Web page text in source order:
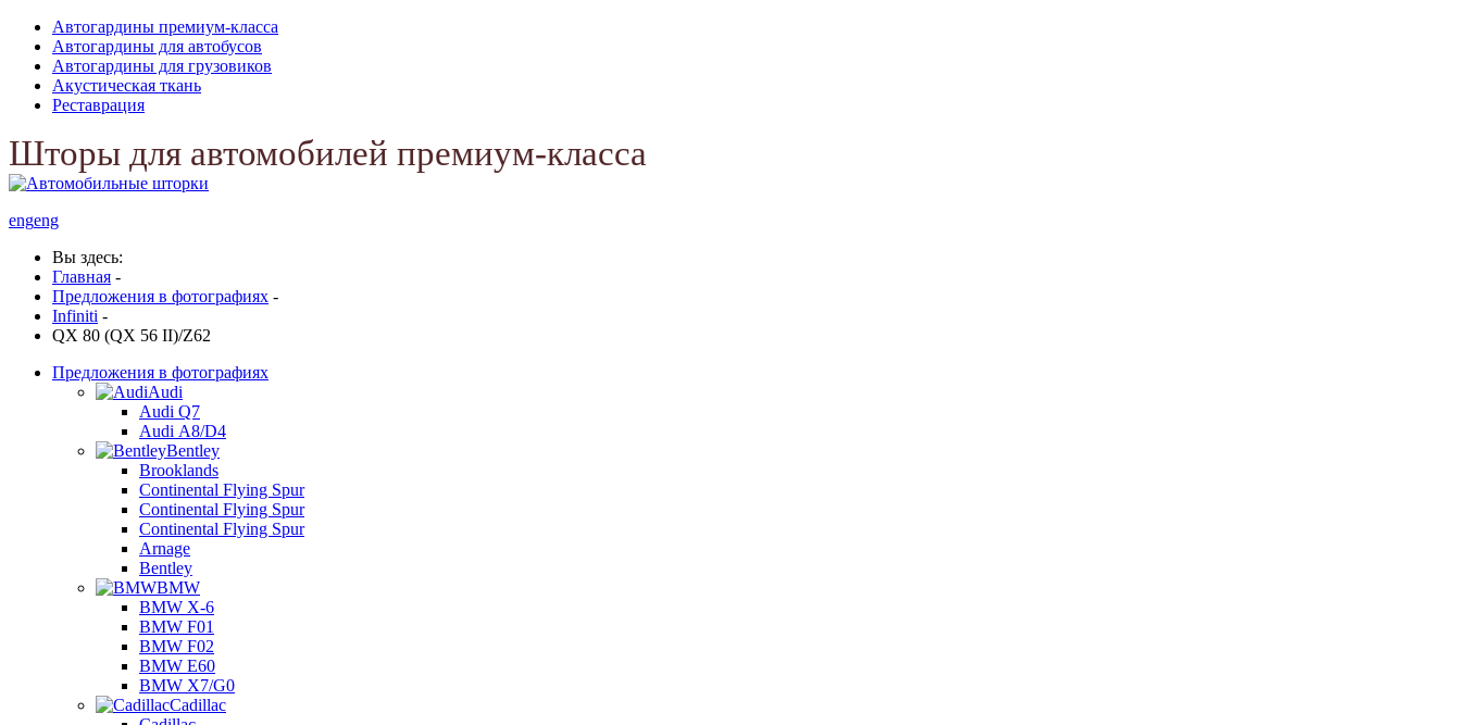
Автогардины премиум-класса
Автогардины для автобусов
Автогардины для грузовиков
Акустическая ткань
Реставрация
Шторы для автомобилей премиум-класса
engeng
Вы здесь:
Главная -
Предложения в фотографиях -
Infiniti -
QX 80 (QX 56 II)/Z62
Предложения в фотографиях
Audi
Audi Q7
Audi А8/D4
Bentley
Brooklands
Continental Flying Spur
Continental Flying Spur
Continental Flying Spur
Arnage
Bentley
BMW
BMW X-6
BMW F01
BMW F02
BMW E60
BMW X7/G0
Cadillac